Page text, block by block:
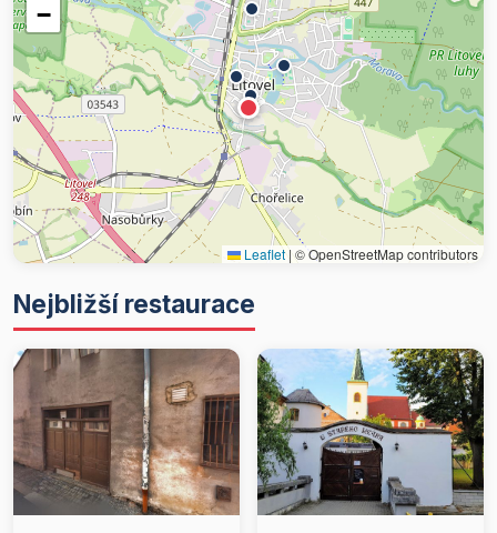
−
Leaflet | © OpenStreetMap contributors
Nejbližší restaurace